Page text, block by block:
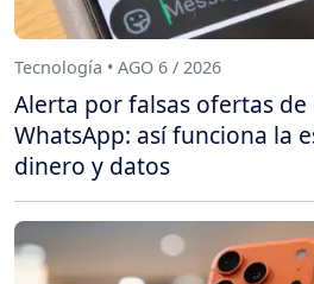
Tecnología • AGO 6 / 2026
Alerta por falsas ofertas
WhatsApp: así funciona la
dinero y datos